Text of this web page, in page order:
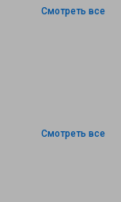
Смотреть все
Смотреть все